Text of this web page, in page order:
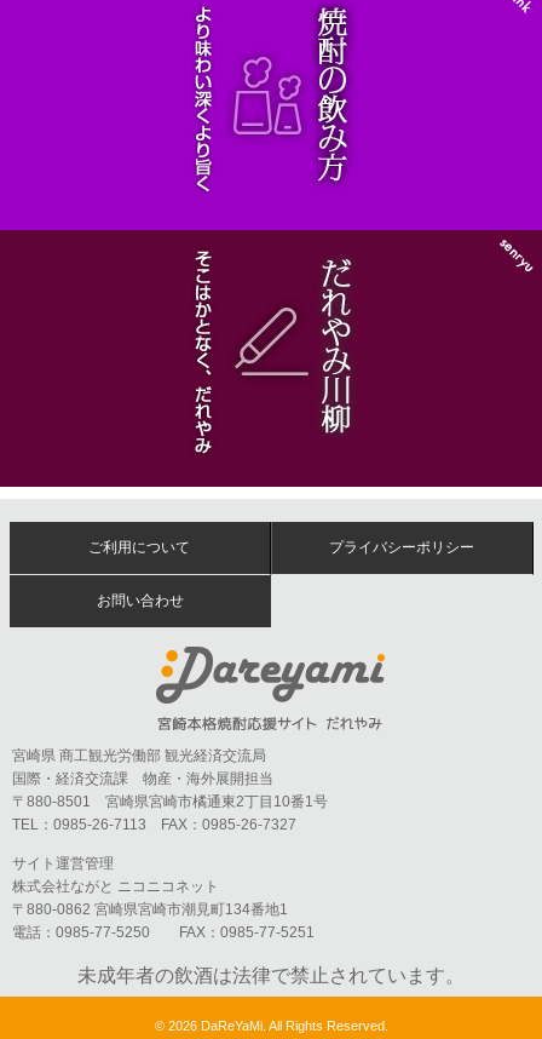
ご利用について プライバシーポリシー
お問い合わせ
宮崎県 商工観光労働部 観光経済交流局
国際・経済交流課 物産・海外展開担当
〒880-8501 宮崎県宮崎市橘通東2丁目10番1号
TEL：0985-26-7113 FAX：0985-26-7327
サイト運営管理
株式会社ながと ニコニコネット
〒880-0862 宮崎県宮崎市潮見町134番地1
電話：0985-77-5250 FAX：0985-77-5251
未成年者の飲酒は法律で禁止されています。
© 2026 DaReYaMi. All Rights Reserved.